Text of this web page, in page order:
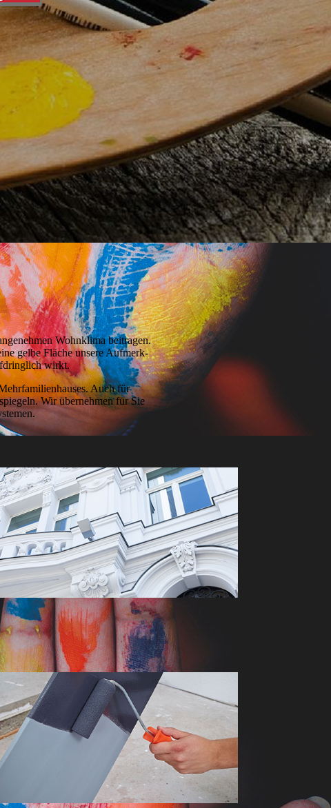
Wohnklima beitragen.
gelbe Fläche unsere Aufmerk­
wirkt.
Auch für
Wir übernehmen für Sie